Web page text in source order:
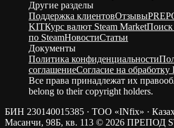
Другие разделы
Поддержка клиентовОтзывы
KITКурс валют Steam Market
по SteamНовостиСтатьи
Документы
Политика конфиденциальности
соглашениеСогласие на
Все права принадлежат их
belong to their copyright holders.
БИН 230140015385 · ТОО «INfix» ·
Масанчи, 98Б, кв. 113 © 2026 ПРЕПОД